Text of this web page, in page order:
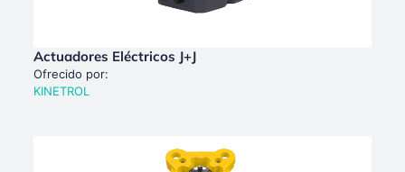
Actuadores Eléctricos J+J
Ofrecido por:
KINETROL